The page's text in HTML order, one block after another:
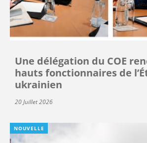
Une délégation du COE
hauts fonctionnaires de
ukrainien
20 Juillet 2026
NOUVELLE